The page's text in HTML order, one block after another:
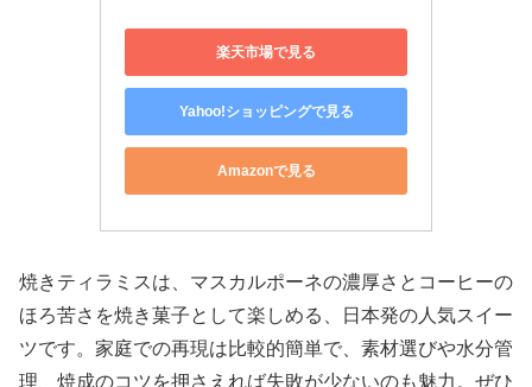
楽天市場で見る
Yahoo!ショッピングで見る
Amazonで見る
焼きティラミスは、マスカルポーネの濃厚さとコーヒーの
ほろ苦さを焼き菓子として楽しめる、日本発の人気スイー
ツです。家庭での再現は比較的簡単で、素材選びや水分管
理、焼成のコツを押さえれば失敗が少ないのも魅力。ぜひ